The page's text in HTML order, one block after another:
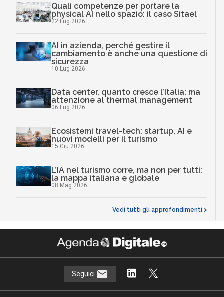
Quali competenze per portare la
physical AI nello spazio: il caso Sitael
22 Lug 2026
AI in azienda, perché gestire il
cambiamento è anche una questione di
sicurezza
10 Lug 2026
Data center, quanto cresce l’Italia: ma
attenzione al thermal management
06 Lug 2026
Ecosistemi travel-tech: startup, AI e
nuovi modelli per il turismo
15 Giu 2026
L’IA nel turismo corre, ma non per tutti:
la mappa italiana e globale
08 Mag 2026
Vedi tutti gli approfondimenti >
Seguici